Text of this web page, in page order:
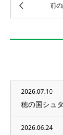
2026.07.10
穂の国シュ
2026.06.24